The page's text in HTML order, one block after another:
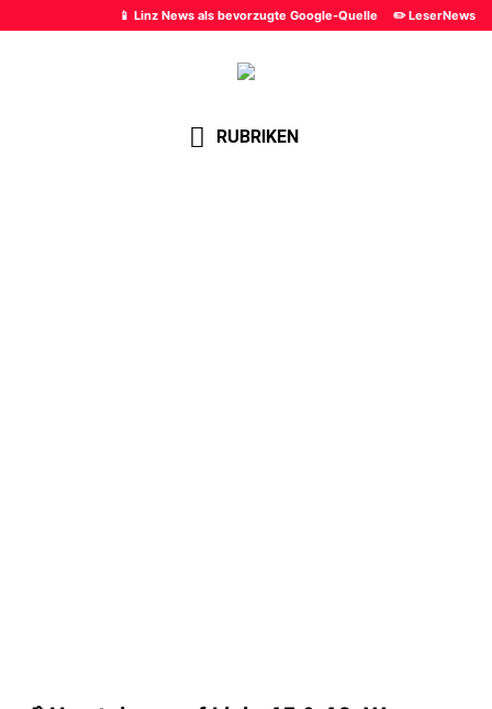
📱 Linz News als bevorzugte Google-Quelle ✏️ LeserNews
RUBRIKEN